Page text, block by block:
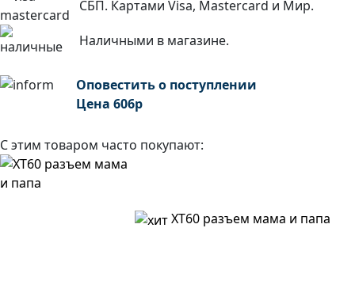
СБП. Картами Visa, Mastercard и Мир.
Наличными в магазине.
Оповестить о поступлении
Цена 606р
С этим товаром часто покупают:
XT60 разъем мама и папа